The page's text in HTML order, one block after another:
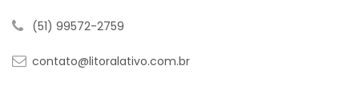
(51) 99572-2759
contato@litoralativo.com.br